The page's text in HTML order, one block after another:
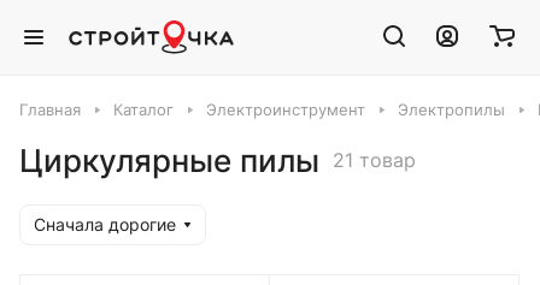
Главная Каталог Электроинструмент Электропилы
Циркулярные пилы 21 товар
Сначала дорогие